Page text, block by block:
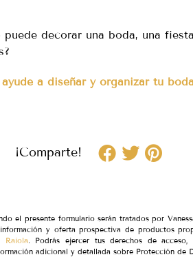
decorar una boda, una
a diseñar y organizar tu
¡Comparte!
el presente formulario serán tratados por
y oferta prospectiva de productos
Raiola . Podrás ejercer tus derechos de
adicional y detallada sobre Protección de